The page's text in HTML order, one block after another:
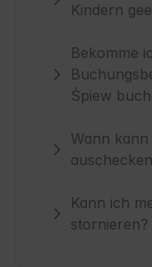
Kindern
Bekomme
Śpiew
Wann
Kann ich
stornieren?